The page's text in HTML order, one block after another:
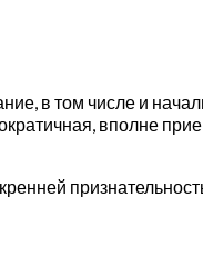
в том числе и
вполне